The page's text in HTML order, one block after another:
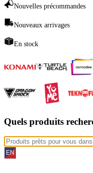
Nouvelles précommandes
Nouveaux arrivages
En stock
Quels produits